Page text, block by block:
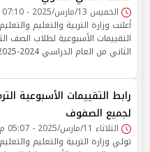
الخميس 13/مارس/2025 - 07:10 م
أعلنت وزارة التربية والتعليم
التقييمات الأسبوعية لطلاب الصف
الثاني من العام الدراسي 2024-2025.
لجميع الصفوف
الثلاثاء 11/مارس/2025 - 05:07 م
تولي وزارة التربية والتعليم